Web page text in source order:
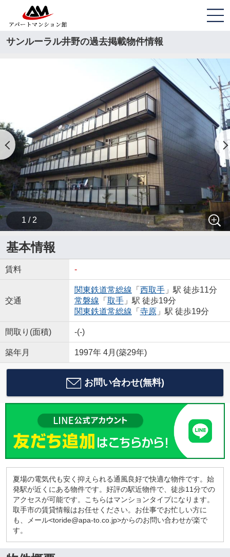
サンルーラル井野の過去掲載物件情報
1 / 2
基本情報
賃料 -
交通
関東鉄道常総線 「 西取手」駅 徒歩11分
常磐線 「 取手」駅 徒歩19分
関東鉄道常総線 「 寺原」駅 徒歩19分
間取り(面積) -(-)
築年月 1997年 4月(築29年)
お問い合わせ(無料)
夏場の電気代も安く抑えられる通風良好で快適な物件です。始
発駅が近くにある物件です。好評の駅近物件で、徒歩11分での
アクセスが可能です。こちらはマンションタイプになります。
取手市の賃貸情報はお任せください。お仕事でお忙しい方に
も、メール<toride@apa-to.co.jp>からのお問い合わせが楽で
す。